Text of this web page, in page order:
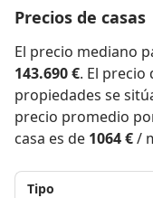
Precios de casas
El precio mediano
143.690 €. El precio
propiedades se
precio promedio
casa es de 1064 €/
Tipo